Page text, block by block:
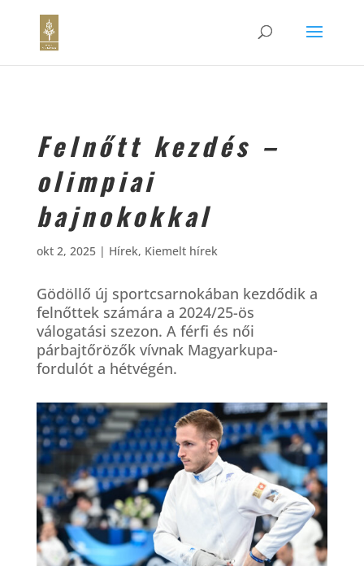
Felnőtt kezdés –
olimpiai
bajnokokkal
okt 2, 2025| Hírek, Kiemelt hírek
Gödöllő új sportcsarnokában kezdődik a
felnőttek számára a 2024/25-ös
válogatási szezon. A férfi és női
párbajtőrözők vívnak Magyarkupa-
fordulót a hétvégén.